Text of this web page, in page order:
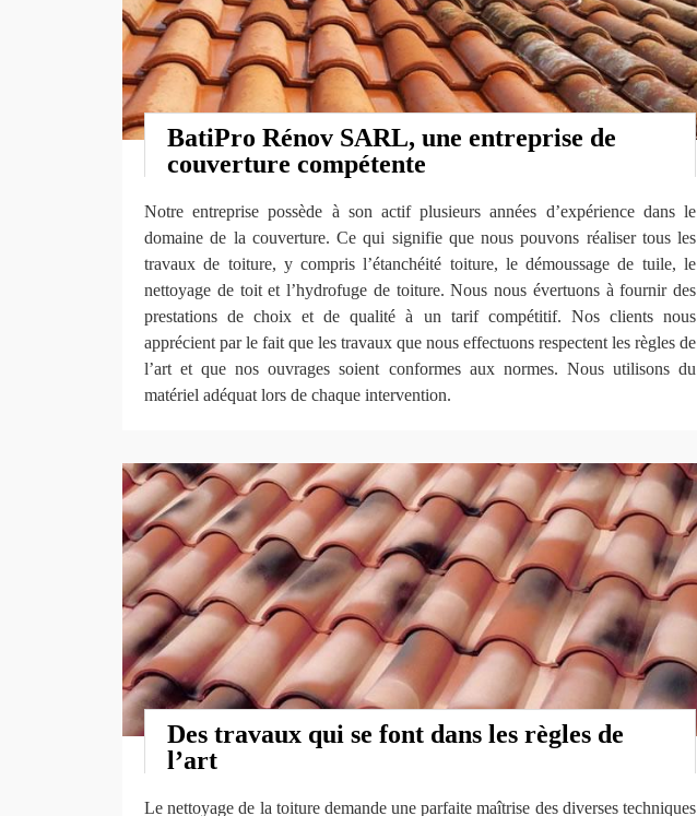
BatiPro Rénov SARL, une entreprise de
couverture compétente
Notre entreprise possède à son actif plusieurs années d’expérience dans le
domaine de la couverture. Ce qui signifie que nous pouvons réaliser tous les
travaux de toiture, y compris l’étanchéité toiture, le démoussage de tuile, le
nettoyage de toit et l’hydrofuge de toiture. Nous nous évertuons à fournir des
prestations de choix et de qualité à un tarif compétitif. Nos clients nous
apprécient par le fait que les travaux que nous effectuons respectent les règles de
l’art et que nos ouvrages soient conformes aux normes. Nous utilisons du
matériel adéquat lors de chaque intervention.
Des travaux qui se font dans les règles de
l’art
Le nettoyage de la toiture demande une parfaite maîtrise des diverses techniques